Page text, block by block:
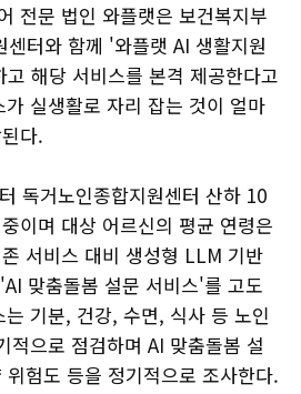
전문 법인 와플랫은 보건복지부
센터와 함께 '와플랫 AI 생활지원
해당 서비스를 본격 제공한다고
실생활로 자리 잡는 것이 얼마
다.
독거노인종합지원센터 산하 10
이며 대상 어르신의 평균 연령은
서비스 대비 생성형 LLM 기반
맞춤돌봄 설문 서비스'를 고도
기분, 건강, 수면, 식사 등 노인
적으로 점검하며 AI 맞춤돌봄 설
험도 등을 정기적으로 조사한다.